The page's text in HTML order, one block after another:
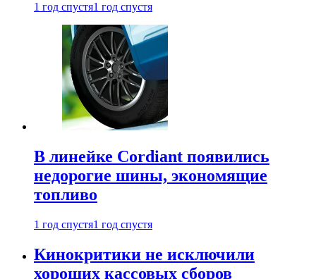
1 год спустя1 год спустя
В линейке Cordiant появились
недорогие шины, экономящие
топливо
1 год спустя1 год спустя
Кинокритики не исключили
хороших кассовых сборов